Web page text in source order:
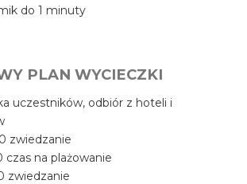
do 1 minuty
PLAN WYCIECZKI
uczestników, odbiór z hoteli i
zwiedzanie
czas na plażowanie
zwiedzanie